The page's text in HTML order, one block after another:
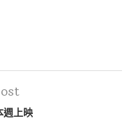
週上映